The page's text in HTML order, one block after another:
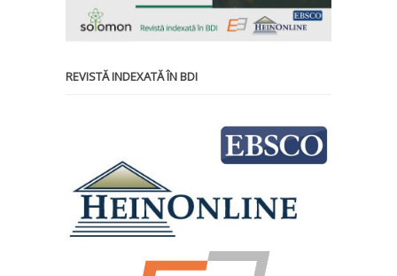
REVISTĂ INDEXATĂ ÎN BDI